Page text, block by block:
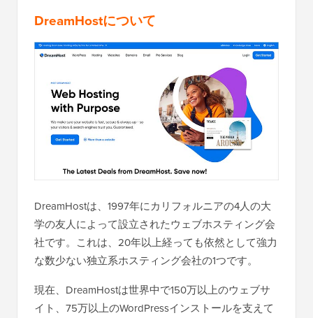
DreamHostについて
DreamHostは、1997年にカリフォルニアの4人の大
学の友人によって設立されたウェブホスティング会
社です。これは、20年以上経っても依然として強力
な数少ない独立系ホスティング会社の1つです。
現在、DreamHostは世界中で150万以上のウェブサ
イト、75万以上のWordPressインストールを支えて